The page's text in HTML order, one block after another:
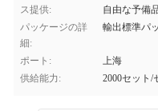
ス提供:
自由な予備
パッケージの詳
細:
輸出標準パ
ポート:
上海
供給能力:
2000セット/